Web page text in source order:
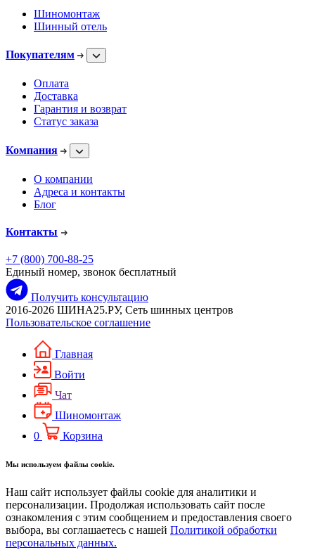
Шиномонтаж
Шинный отель
Покупателям
Оплата
Доставка
Гарантия и возврат
Статус заказа
Компания
О компании
Адреса и контакты
Блог
Контакты
+7 (800) 700-88-25
Единый номер, звонок бесплатный
Получить консультацию
2016-2026 ШИНА25.РУ, Сеть шинных центров
Пользовательское соглашение
Главная
Войти
Чат
Шиномонтаж
0
Корзина
Мы используем файлы cookie.
Наш сайт использует файлы cookie для аналитики и
персонализации. Продолжая использовать сайт после
ознакомления с этим сообщением и предоставления своего
выбора, вы соглашаетесь с нашей Политикой обработки
персональных данных.